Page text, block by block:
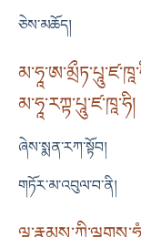
ཅེས་མཆོད།
མ་ཧཱ་རཀྟ་པཱུ་ཛ་ཁཱ་ཧི།
ཞེས་སྨན་རཀ་སྟོབ།
གཏོར་མ་འབུལ་བ་ནི།